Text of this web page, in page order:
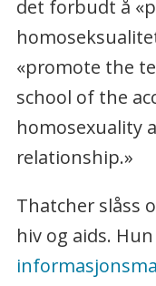
det forbudt å
«promote the
school of the
homosexuality
relationship.»
Thatcher slåss
hiv og aids.